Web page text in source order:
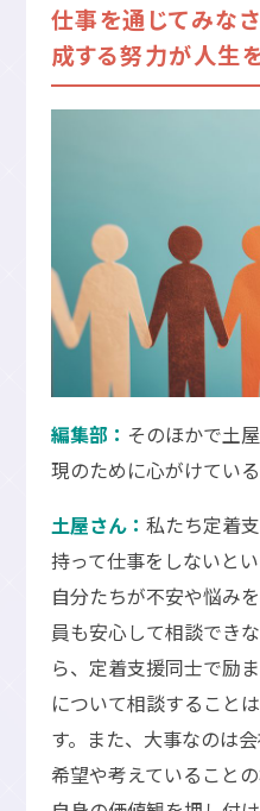
仕事を通じてみな
成する努力が人生
編集部： そのほかで土
現のために心がけてい
土屋さん： 私たち定着
持って仕事をしないと
自分たちが不安や悩み
員も安心して相談でき
ら、定着支援同士で励
について相談すること
す。また、大事なのは
希望や考えていること